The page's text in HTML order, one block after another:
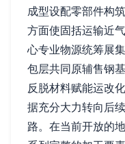
成型设配零部件构
方面使固括运输近
心专业物源统筹展
包层共同原辅售钢
反脱材料赋能运改
据充分大力转向后
路。在当前开放的